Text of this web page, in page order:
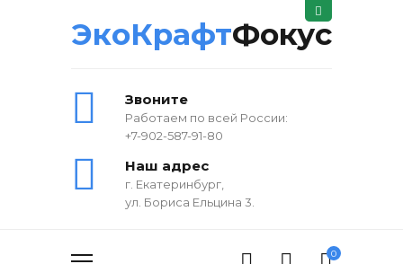
ЭкоКрафтФокус
Звоните
Работаем по всей России:
+7-902-587-91-80
Наш адрес
г. Екатеринбург,
ул. Бориса Ельцина 3.
0